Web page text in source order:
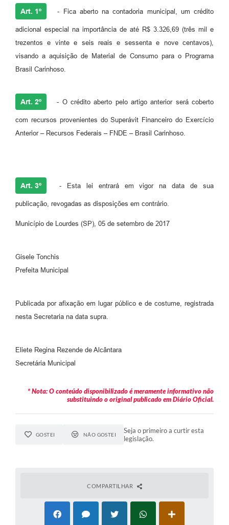
Contas Públicas
Diário Oficial
Junta Militar
Legislação
PPA
Nota Fiscal Eletrônica
Art. 1º - Fica aberto na contadoria municipal, um crédito
adicional especial na importância de até R$ 3.326,69 (três mil e
trezentos e vinte e seis reais e sessenta e nove centavos),
visando a aquisição de Material de Consumo para o Programa
Brasil Carinhoso.
Art. 2º - O crédito aberto pelo artigo anterior será coberto
com recursos provenientes do Superávit Financeiro do Exercício
Anterior – Recursos Federais – FNDE – Brasil Carinhoso.
Art. 3º - Esta lei entrará em vigor na data de sua
publicação, revogadas as disposições em contrário.
Município de Lourdes (SP), 05 de setembro de 2017
Gisele Tonchis
Prefeita Municipal
Publicada por afixação em lugar público e de costume, registrada
nesta Secretaria na data supra.
Eliete Regina Rezende de Alcântara
Secretária Municipal
* Nota: O conteúdo disponibilizado é meramente informativo não
substituindo o original publicado em Diário Oficial.
GOSTEI NÃO GOSTEI
Seja o primeiro a curtir esta
legislação.
COMPARTILHAR